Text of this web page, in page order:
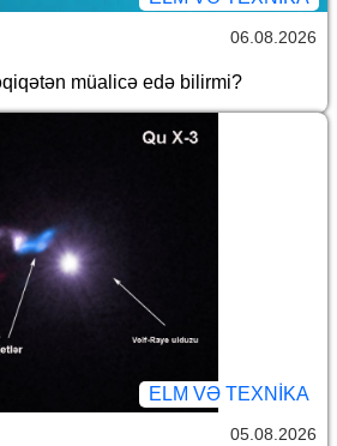
06.08.2026
müalicə edə bilirmi?
ELM VƏ TEXNIKA
05.08.2026